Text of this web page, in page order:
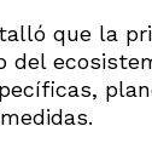
que la
del